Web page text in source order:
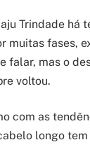
Trindade há
muitas fases,
falar, mas o
voltou.
com as
longo